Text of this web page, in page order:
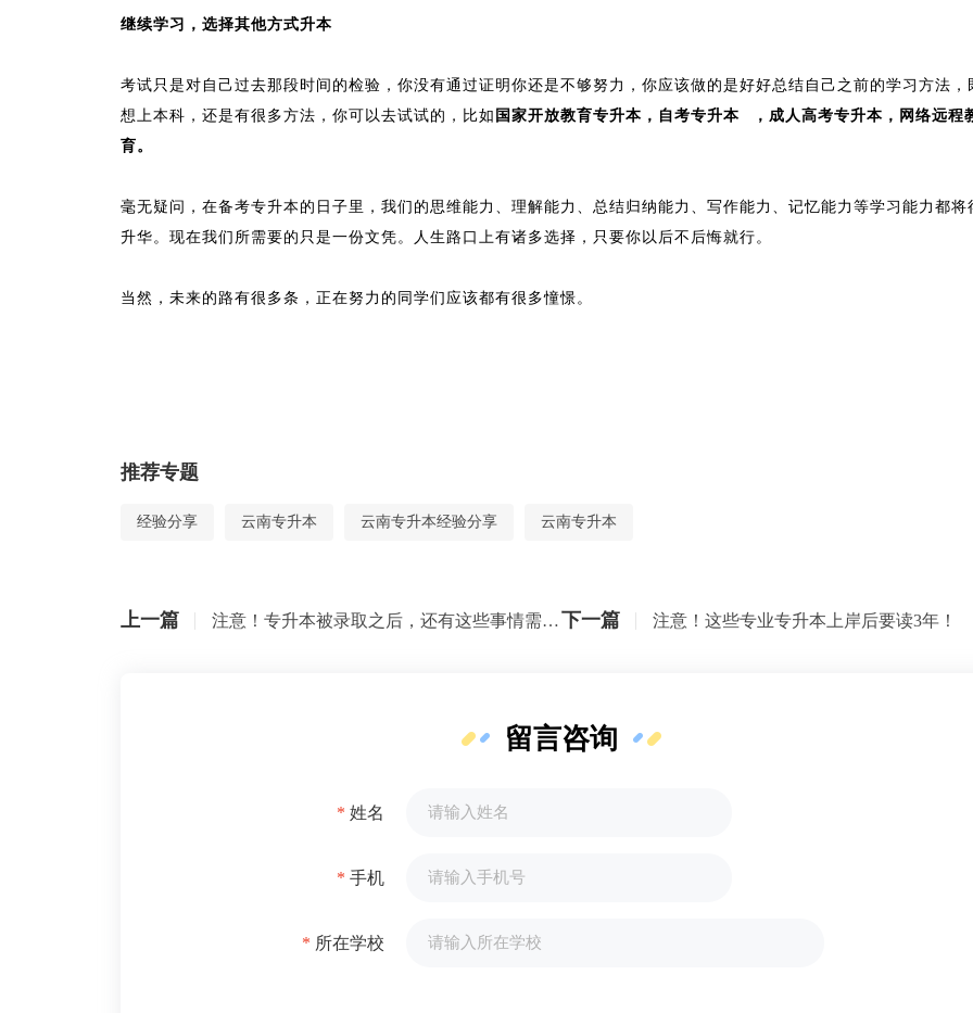
继续学习，选择其他方式升本
考试只是对自己过去那段时间的检验，你没有通过证明你还是不够努力，你应该做的是好好总结自己之前的学习方法，
想上本科，还是有很多方法，你可以去试试的，比如国家开放教育专升本， 自考专升本
，成人高考专升本，网络远程
育。
毫无疑问，在备考专升本的日子里，我们的思维能力、理解能力、总结归纳能力、写作能力、记忆能力等学习能力都将
升华。现在我们所需要的只是一份文凭。人生路口上有诸多选择，只要你以后不后悔就行。
当然，未来的路有很多条，正在努力的同学们应该都有很多憧憬。
推荐专题
经验分享 云南专升本 云南专升本经验分享 云南专升本
上一篇 注意！专升本被录取之后，还有这些事情需要做好！下一篇 注意！这些专业专升本上岸后要读3年！
留言咨询
* 姓名
* 手机
* 所在学校